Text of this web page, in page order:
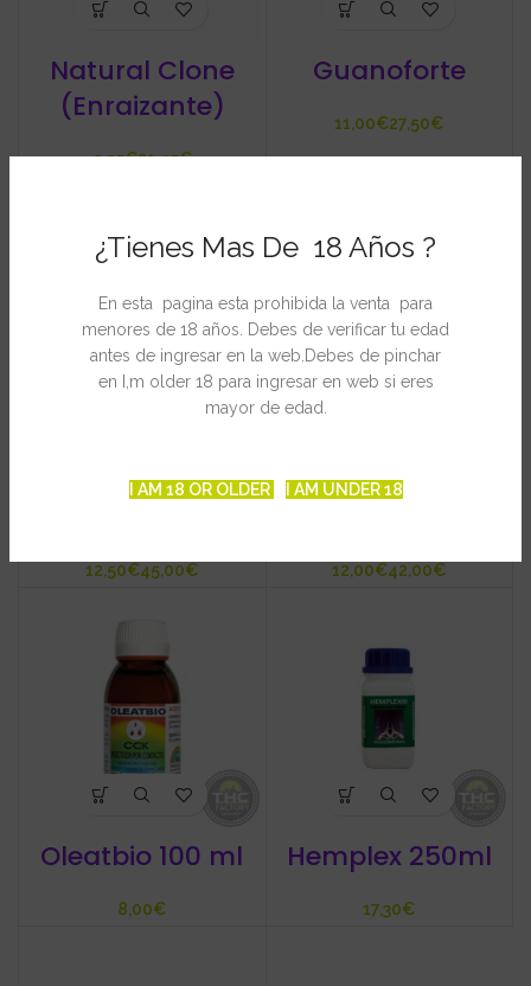
¿Tienes Mas De 18 Años ?
En esta pagina esta prohibida la venta para
menores de 18 años. Debes de verificar tu edad
antes de ingresar en la web.Debes de pinchar
en I,m older 18 para ingresar en web si eres
mayor de edad.
I AM 18 OR OLDER I AM UNDER 18
Natural Clone
(Enraizante)
€ €
Guanoforte
€ €
Evolution
€ €
Evolution
€ €
Oleatbio 100 ml
€
Hemplex 250ml
€